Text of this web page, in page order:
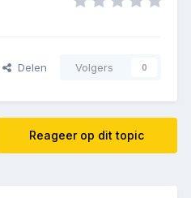
Delen Volgers 0
Reageer op dit topic